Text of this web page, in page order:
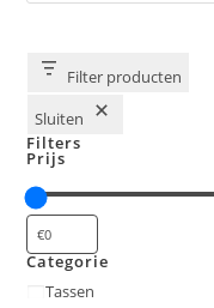
Filter producten
Sluiten
Filters
Prijs
Categorie
Categorie
Tassen